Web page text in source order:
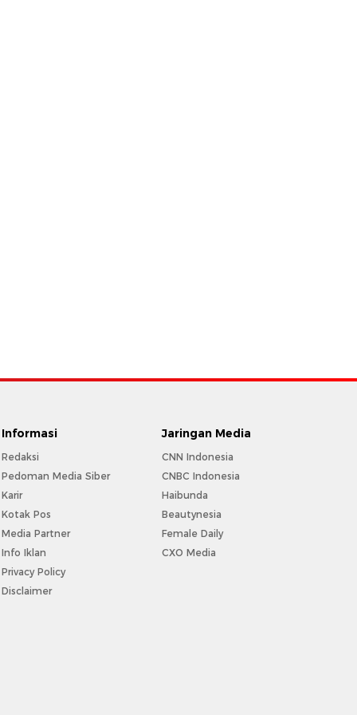
Informasi
Redaksi
Pedoman Media Siber
Karir
Kotak Pos
Media Partner
Info Iklan
Privacy Policy
Disclaimer
Jaringan Media
CNN Indonesia
CNBC Indonesia
Haibunda
Beautynesia
Female Daily
CXO Media